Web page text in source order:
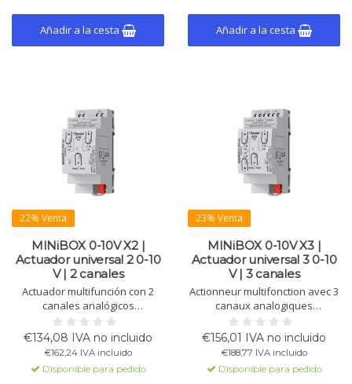
Añadir a la cesta Añadir a la cesta
22% Venta
MINiBOX 0-10V X2 |
Actuador universal 2 0-10
V | 2 canales
Actuador multifunción con 2
canales analógicos
configurables (0-10 V como
entradas/salidas o entradas de
4-20 mA). Incluye control
manual, 2 termostatos y 10
funciones lógicas.
€134,08 IVA no incluido
€162,24 IVA incluido
Disponible para pedido
23% Venta
MINiBOX 0-10V X3 |
Actuador universal 3 0-10
V | 3 canales
Actionneur multifonction avec 3
canaux analogiques
configurables (0-10 V
entrées/sorties ou entrées 4-20
mA). Contrôle manuel, 3
thermostats et 10 fonctions
logiques inclus.
€156,01 IVA no incluido
€188,77 IVA incluido
Disponible para pedido